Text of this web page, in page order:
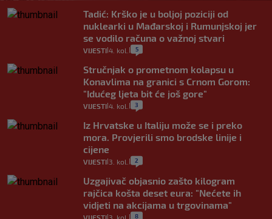
Tadić: Krško je u boljoj poziciji od
nuklearki u Mađarskoj i Rumunjskoj jer
se vodilo računa o važnoj stvari
VIJESTI 4. kol. 5
Stručnjak o prometnom kolapsu u
Konavlima na granici s Crnom Gorom:
"Idućeg ljeta bit će još gore"
VIJESTI 4. kol. 3
Iz Hrvatske u Italiju može se i preko
mora. Provjerili smo brodske linije i
cijene
VIJESTI 3. kol. 2
Uzgajivač objasnio zašto kilogram
rajčica košta deset eura: "Nećete ih
vidjeti na akcijama u trgovinama"
8